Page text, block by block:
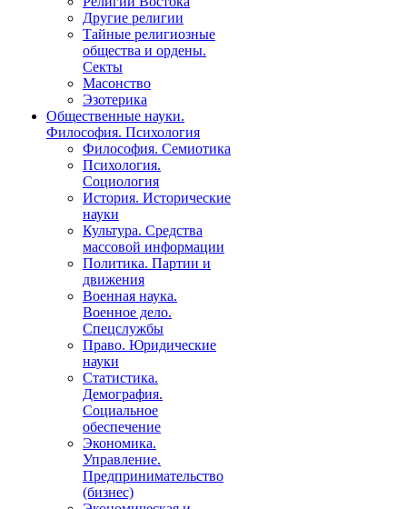
Другие религии
Тайные религиозные
общества и ордены.
Секты
Масонство
Эзотерика
Общественные науки.
Философия. Психология
Философия. Семиотика
Психология.
Социология
История. Исторические
науки
Культура. Средства
массовой информации
Политика. Партии и
движения
Военная наука.
Военное дело.
Спецслужбы
Право. Юридические
науки
Статистика.
Демография.
Социальное
обеспечение
Экономика.
Управление.
Предпринимательство
(бизнес)